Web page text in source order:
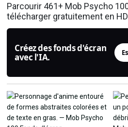
Parcourir 461+ Mob Psycho
télécharger gratuitement en
Créez des fonds d'écran
avec l'IA.